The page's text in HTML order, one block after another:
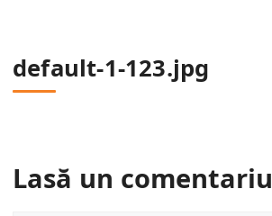
default-1-123.jpg
Lasă un comentariu